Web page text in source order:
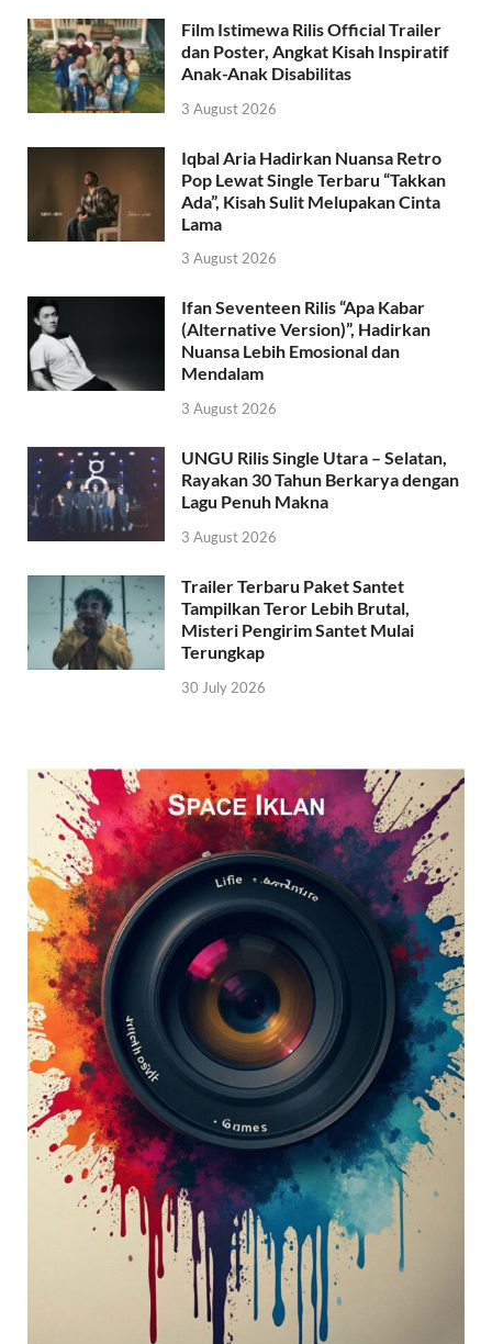
Film Istimewa Rilis Official Trailer
dan Poster, Angkat Kisah Inspiratif
Anak-Anak Disabilitas
3 August 2026
Iqbal Aria Hadirkan Nuansa Retro
Pop Lewat Single Terbaru “Takkan
Ada”, Kisah Sulit Melupakan Cinta
Lama
3 August 2026
Ifan Seventeen Rilis “Apa Kabar
(Alternative Version)”, Hadirkan
Nuansa Lebih Emosional dan
Mendalam
3 August 2026
UNGU Rilis Single Utara – Selatan,
Rayakan 30 Tahun Berkarya dengan
Lagu Penuh Makna
3 August 2026
Trailer Terbaru Paket Santet
Tampilkan Teror Lebih Brutal,
Misteri Pengirim Santet Mulai
Terungkap
30 July 2026